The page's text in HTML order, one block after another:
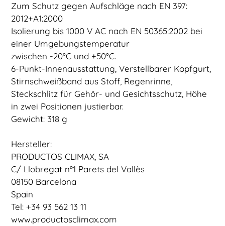
Zum Schutz gegen Aufschläge nach EN 397:
2012+A1:2000
Isolierung bis 1000 V AC nach EN 50365:2002 bei
einer Umgebungstemperatur
zwischen -20°C und +50°C.
6-Punkt-Innenausstattung, Verstellbarer Kopfgurt,
Stirnschweißband aus Stoff, Regenrinne,
Steckschlitz für Gehör- und Gesichtsschutz, Höhe
in zwei Positionen justierbar.
Gewicht: 318 g
Hersteller:
PRODUCTOS CLIMAX, SA
C/ Llobregat nº1 Parets del Vallès
08150 Barcelona
Spain
Tel: +34 93 562 13 11
www.productosclimax.com